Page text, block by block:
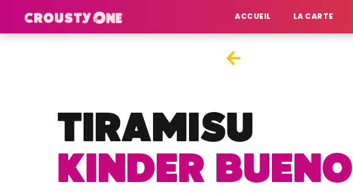
ACCUEIL LA CARTE
TIRAMISU
KINDER BUENO